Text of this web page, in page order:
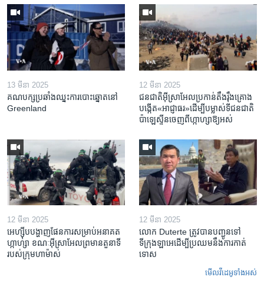
13 មីនា 2025
គណបក្ស​ប្រឆាំង​ឈ្នះ​ការបោះឆ្នោត​នៅ
Greenland
12 មីនា 2025
ជនជាតិ​អ៊ីស្រាអែល​ប្រកាន់​តឹងរ៉ឹង​គ្រោង​
បង្កើត​«អាជ្ញាធរ‍»​ដើម្បី​បម្លាស់​ទី​ជនជាតិ​
ប៉ាឡេស្ទីន​ចេញពី​ហ្កាហ្សា​ឱ្យ​អស់
12 មីនា 2025
អេហ្ស៊ីប​បង្ហាញ​ផែនការ​សម្រាប់​អនាគត​
ហ្កាហ្សា ខណៈ​អ៊ីស្រាអែល​ព្រមាន​តួនាទី​
របស់​ក្រុម​ហាម៉ាស់
12 មីនា 2025
លោក Duterte ត្រូវ​បាន​បញ្ជូនទៅ
ទីក្រុងឡាអេ​ដើម្បី​ប្រឈម​នឹង​ការកាត់
ទោស
មើល​វីដេអូ​ទាំង​អស់